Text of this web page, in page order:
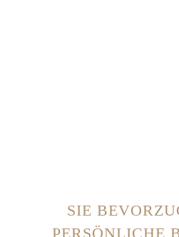
SIE
PERSÖNLICHE